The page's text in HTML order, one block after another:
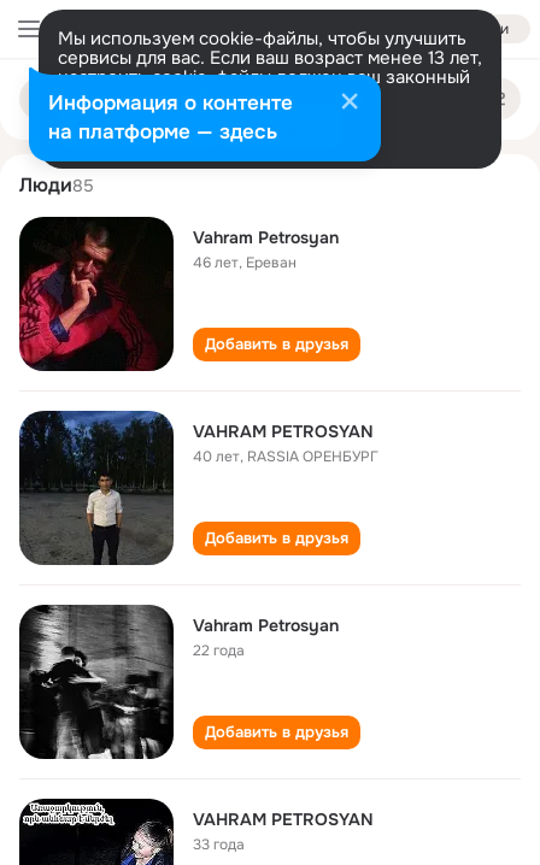
Войти
Мы используем cookie-файлы, чтобы улучшить
сервисы для вас. Если ваш возраст менее 13 лет,
настроить cookie-файлы должен ваш законный
представитель. Больше информации
Разрешить все Настроить
Поиск
людям
vahram petrosyan
Люди85
Vahram Petrosyan
46 лет, Ереван
Добавить в друзья
VAHRAM PETROSYAN
40 лет, RASSIA ОРЕНБУРГ
Добавить в друзья
Vahram Petrosyan
22 года
Добавить в друзья
VAHRAM PETROSYAN
33 года
Информация о контенте
на платформе — здесь